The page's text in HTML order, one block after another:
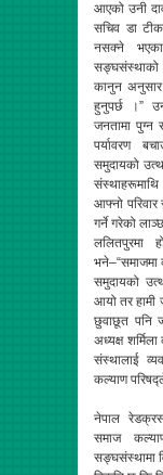
आएको उनी
सचिव डा
नसक्ने
सङ्घसंस्थाको
कानुन
हुनुपर्छ ।”
जनतामा पुग्न
पर्यावरण
समुदायको
आफ्नो
गर्ने गरेको
ललितपुरमा
भने–“समाजमा
समुदायको
आयो तर हामी
छुवाछूत पनि
अध्यक्ष
संस्थालाई
कल्याण
नेपाल रेडक्रस
समाज
सङ्घसंस्थामा